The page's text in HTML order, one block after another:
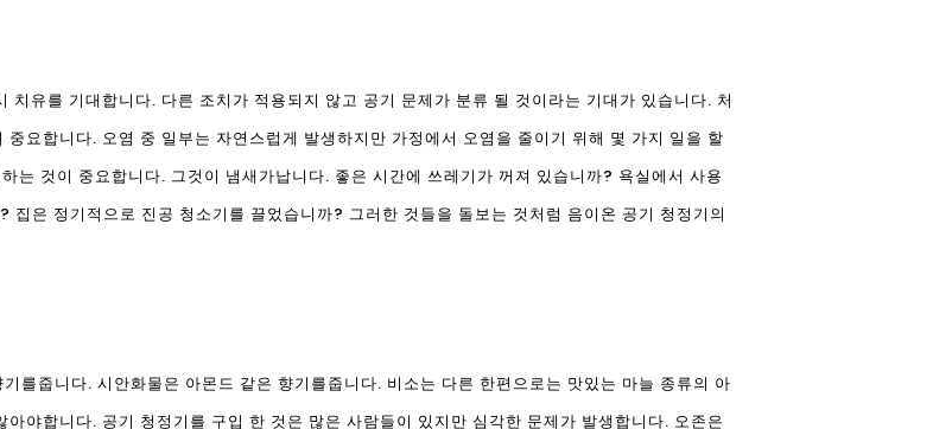
유를 기대합니다. 다른 조치가 적용되지 않고 공기 문제가 분류 될 것이라는 기대가 있습니다. 처
요합니다. 오염 중 일부는 자연스럽게 발생하지만 가정에서 오염을 줄이기 위해 몇 가지 일을 할
는 것이 중요합니다. 그것이 냄새가납니다. 좋은 시간에 쓰레기가 꺼져 있습니까? 욕실에서 사용
집은 정기적으로 진공 청소기를 끌었습니까? 그러한 것들을 돌보는 것처럼 음이온 공기 청정기의
를줍니다. 시안화물은 아몬드 같은 향기를줍니다. 비소는 다른 한편으로는 맛있는 마늘 종류의 아
야합니다. 공기 청정기를 구입 한 것은 많은 사람들이 있지만 심각한 문제가 발생합니다. 오존은